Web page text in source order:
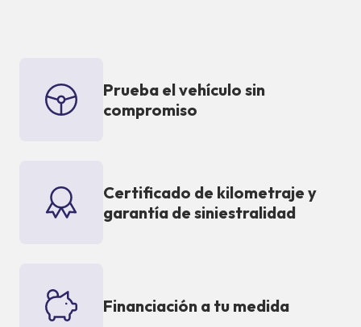
Prueba el vehículo sin
compromiso
Certificado de kilometraje y
garantía de siniestralidad
Financiación a tu medida